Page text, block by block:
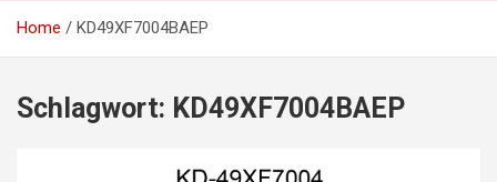
Home KD49XF7004BAEP
Schlagwort: KD49XF7004BAEP